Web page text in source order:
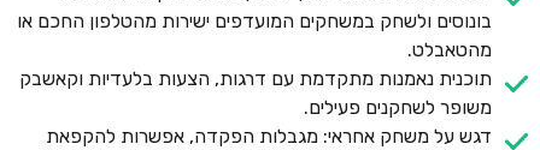
בונוסים ולשחק במשחקים המועדפים ישירות מהטלפון החכם או
מהטאבלט.
תוכנית נאמנות מתקדמת עם דרגות, הצעות בלעדיות וקאשבק
משופר לשחקנים פעילים.
דגש על משחק אחראי: מגבלות הפקדה, אפשרות להקפאת